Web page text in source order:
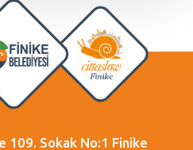
109. Sokak No:1 Finike